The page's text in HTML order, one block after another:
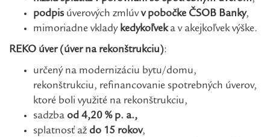
podpis úverových zmlúvv pobočke ČSOB Banky,
mimoriadne vklady kedykoľveka v akejkoľvek výške.
REKO úver (úver na rekonštrukciu):
určený na modernizáciu bytu/domu,
rekonštrukciu, refinancovanie spotrebných úverov,
ktoré boli využité na rekonštrukciu,
sadzba od 4,20 % p. a.,
splatnosť až do 15 rokov,